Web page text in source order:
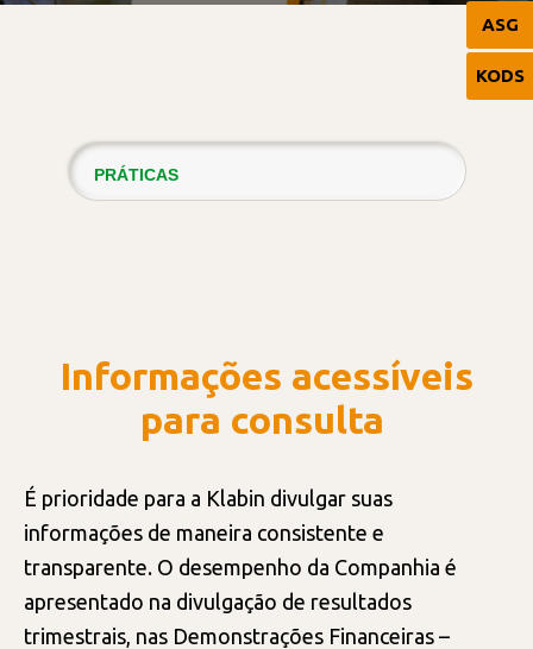
ASG
KODS
PRÁTICAS
RISCOS E CONTROLES INTERNOS
TECNOLOGIA DA INFORMAÇÃO
Informações acessíveis
para consulta
É prioridade para a Klabin divulgar suas
informações de maneira consistente e
transparente. O desempenho da Companhia é
apresentado na divulgação de resultados
trimestrais, nas Demonstrações Financeiras –